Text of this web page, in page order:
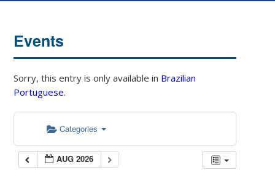
Events
Sorry, this entry is only available in Brazilian
Portuguese.
Categories
AUG 2026